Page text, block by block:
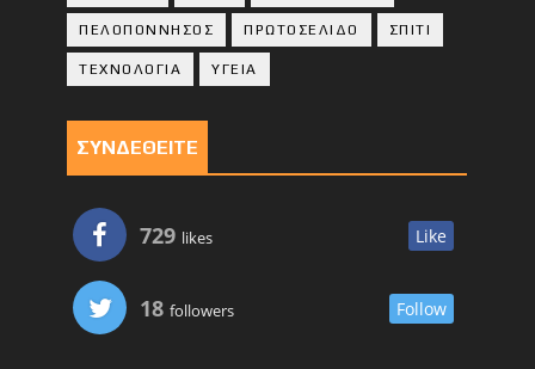
ΠΕΛΟΠΟΝΝΗΣΟΣ ΠΡΩΤΟΣΕΛΙΔΟ ΣΠΙΤΙ
ΤΕΧΝΟΛΟΓΙΑ ΥΓΕΙΑ
ΣΥΝΔΕΘΕΙΤΕ
729 likes Like
18 followers Follow